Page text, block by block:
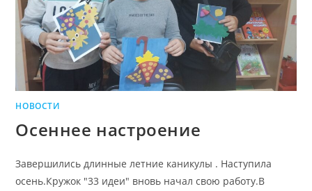
НОВОСТИ
Осеннее настроение
Завершились длинные летние каникулы . Наступила
осень.Кружок "33 идеи" вновь начал свою работу.В